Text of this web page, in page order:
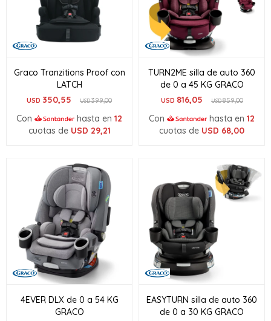
Graco Tranzitions Proof con
LATCH
USD 350,55 USD399,00
Con hasta en 12
cuotas de USD 29,21
TURN2ME silla de auto 360
de 0 a 45 KG GRACO
USD 816,05 USD859,00
Con hasta en 12
cuotas de USD 68,00
4EVER DLX de 0 a 54 KG
GRACO
EASYTURN silla de auto 360
de 0 a 30 KG GRACO